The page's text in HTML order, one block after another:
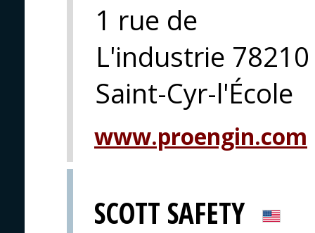
1 rue de
L'industrie 78210
Saint-Cyr-l'École
www.proengin.com
SCOTT SAFETY